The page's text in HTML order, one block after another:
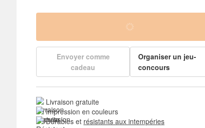
Envoyer comme
cadeau
Organiser un jeu-
concours
Livraison gratuite
Impression en couleurs
Durables et résistants aux intempéries